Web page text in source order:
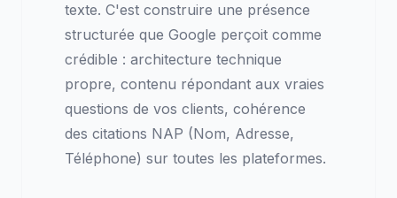
texte. C'est construire une présence
structurée que Google perçoit comme
crédible : architecture technique
propre, contenu répondant aux vraies
questions de vos clients, cohérence
des citations NAP (Nom, Adresse,
Téléphone) sur toutes les plateformes.